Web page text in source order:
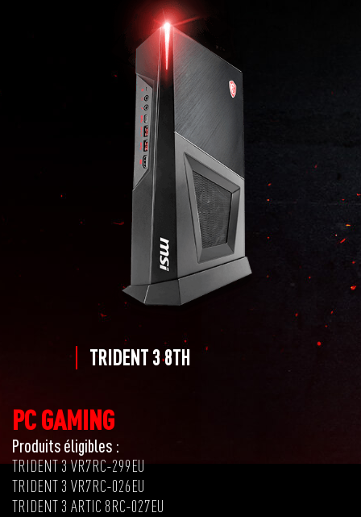
TRIDENT 3 8TH
PC GAMING
Produits éligibles :
TRIDENT 3 VR7RC-299EU
TRIDENT 3 VR7RC-026EU
TRIDENT 3 ARTIC 8RC-027EU